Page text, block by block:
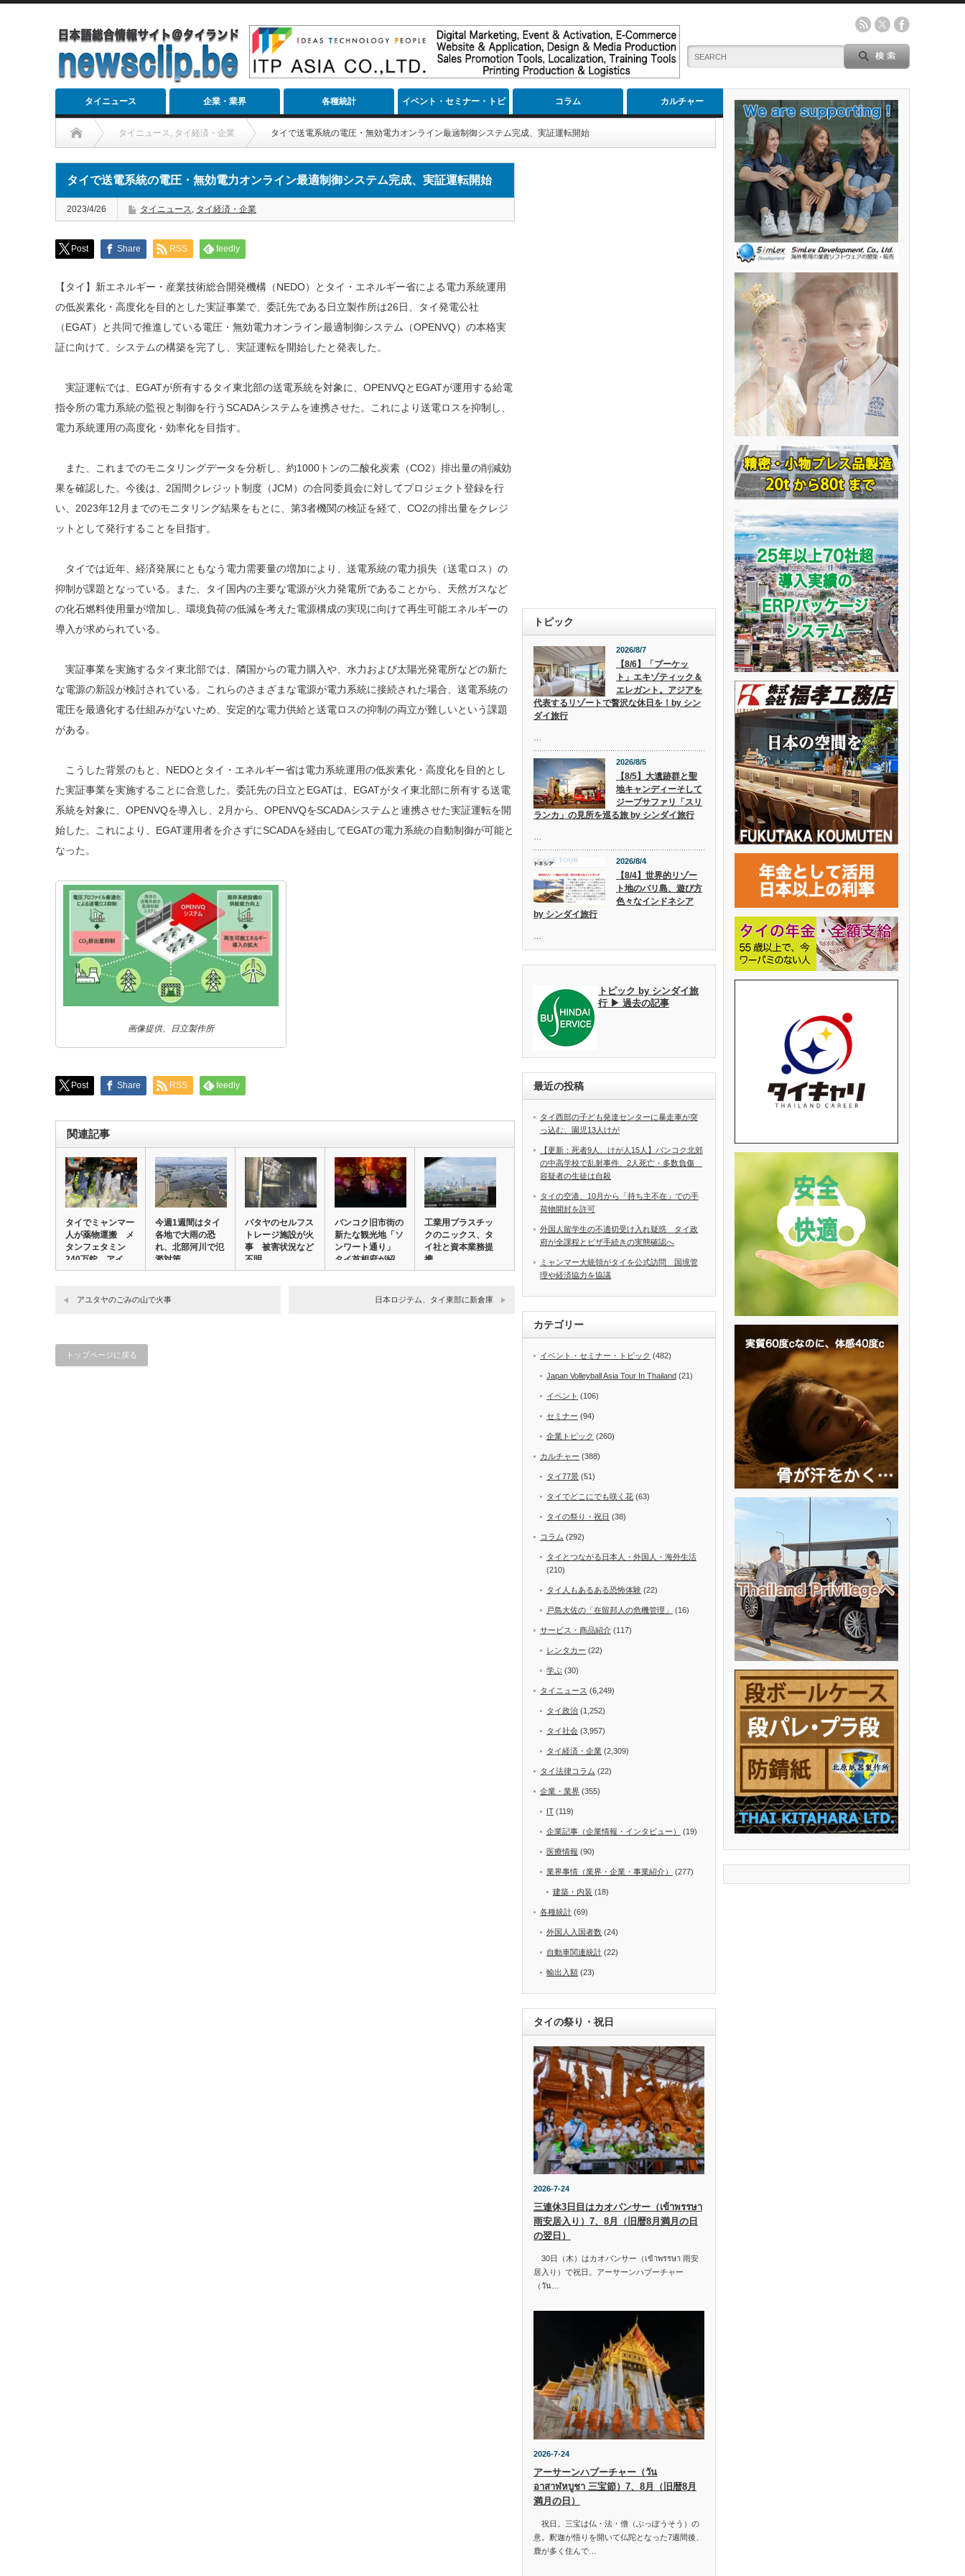
タイニュース 企業・業界 各種統計 イベント・セミナー・トピ
ック
コラム カルチャー
タイニュース, タイ経済・企業 タイで送電系統の電圧・無効電力オンライン最適制御システム完成、実証運転開始
タイで送電系統の電圧・無効電力オンライン最適制御システム完成、実証運転開始
2023/4/26 タイニュース, タイ経済・企業
Post Share RSS feedly
【タイ】新エネルギー・産業技術総合開発機構（NEDO）とタイ・エネルギー省による電力系統運用
の低炭素化・高度化を目的とした実証事業で、委託先である日立製作所は26日、タイ発電公社
（EGAT）と共同で推進している電圧・無効電力オンライン最適制御システム（OPENVQ）の本格実
証に向けて、システムの構築を完了し、実証運転を開始したと発表した。
実証運転では、EGATが所有するタイ東北部の送電系統を対象に、OPENVQとEGATが運用する給電
指令所の電力系統の監視と制御を行うSCADAシステムを連携させた。これにより送電ロスを抑制し、
電力系統運用の高度化・効率化を目指す。
また、これまでのモニタリングデータを分析し、約1000トンの二酸化炭素（CO2）排出量の削減効
果を確認した。今後は、2国間クレジット制度（JCM）の合同委員会に対してプロジェクト登録を行
い、2023年12月までのモニタリング結果をもとに、第3者機関の検証を経て、CO2の排出量をクレジ
ットとして発行することを目指す。
タイでは近年、経済発展にともなう電力需要量の増加により、送電系統の電力損失（送電ロス）の
抑制が課題となっている。また、タイ国内の主要な電源が火力発電所であることから、天然ガスなど
の化石燃料使用量が増加し、環境負荷の低減を考えた電源構成の実現に向けて再生可能エネルギーの
導入が求められている。
実証事業を実施するタイ東北部では、隣国からの電力購入や、水力および太陽光発電所などの新た
な電源の新設が検討されている。これらのさまざまな電源が電力系統に接続された場合、送電系統の
電圧を最適化する仕組みがないため、安定的な電力供給と送電ロスの抑制の両立が難しいという課題
がある。
こうした背景のもと、NEDOとタイ・エネルギー省は電力系統運用の低炭素化・高度化を目的とし
た実証事業を実施することに合意した。委託先の日立とEGATは、EGATがタイ東北部に所有する送電
系統を対象に、OPENVQを導入し、2月から、OPENVQをSCADAシステムと連携させた実証運転を開
始した。これにより、EGAT運用者を介さずにSCADAを経由してEGATの電力系統の自動制御が可能と
なった。
画像提供、日立製作所
Post Share RSS feedly
関連記事
タイでミャンマー
人が薬物運搬 メ
タンフェタミン
240万錠、アイ
ス…
今週1週間はタイ
各地で大雨の恐
れ、北部河川で氾
濫対策
パタヤのセルフス
トレージ施設が火
事 被害状況など
不明
バンコク旧市街の
新たな観光地「ソ
ンワート通り」
タイ首相府が紹
介…
工業用プラスチッ
クのニックス、タ
イ社と資本業務提
携
アユタヤのごみの山で火事 日本ロジテム、タイ東部に新倉庫
トップページに戻る
トピック
2026/8/7
【8/6】「プーケッ
ト」エキゾティック＆
エレガント。アジアを
代表するリゾートで贅沢な休日を！by シン
ダイ旅行
2026/8/5
【8/5】大遺跡群と聖
地キャンディーそして
ジープサファリ「スリ
ランカ」の見所を巡る旅 by シンダイ旅行
2026/8/4
【8/4】世界的リゾー
ト地のバリ島、遊び方
色々なインドネシア
by シンダイ旅行
トピック by シンダイ旅
行 ▶ 過去の記事
最近の投稿
タイ西部の子ども発達センターに暴走車が突
っ込む、園児13人けが
【更新：死者9人、けが人15人】バンコク北郊
の中高学校で乱射事件、2人死亡・多数負傷
容疑者の生徒は自殺
タイの空港、10月から「持ち主不在」での手
荷物開封を許可
外国人留学生の不適切受け入れ疑惑 タイ政
府が全課程とビザ手続きの実態確認へ
ミャンマー大統領がタイを公式訪問 国境管
理や経済協力を協議
カテゴリー
イベント・セミナー・トピック (482)
Japan Volleyball Asia Tour In Thailand (21)
イベント (106)
セミナー (94)
企業トピック (260)
カルチャー (388)
タイ77景 (51)
タイでどこにでも咲く花 (63)
タイの祭り・祝日 (38)
コラム (292)
タイとつながる日本人・外国人・海外生活
(210)
タイ人もあるある恐怖体験 (22)
戸島大佐の「在留邦人の危機管理」 (16)
サービス・商品紹介 (117)
レンタカー (22)
学ぶ (30)
タイニュース (6,249)
タイ政治 (1,252)
タイ社会 (3,957)
タイ経済・企業 (2,309)
タイ法律コラム (22)
企業・業界 (355)
IT (119)
企業記事（企業情報・インタビュー） (19)
医療情報 (90)
業界事情（業界・企業・事業紹介） (277)
建築・内装 (18)
各種統計 (69)
外国人入国者数 (24)
自動車関連統計 (22)
輸出入額 (23)
タイの祭り・祝日
2026-7-24
三連休3日目はカオパンサー（เข้าพรรษา
雨安居入り）7、8月（旧暦8月満月の日
の翌日）
30日（木）はカオパンサー（เข้าพรรษา 雨安
居入り）で祝日。アーサーンハブーチャー
（วัน…
2026-7-24
アーサーンハブーチャー（วัน
อาสาฬหบูชา 三宝節）7、8月（旧暦8月
満月の日）
祝日。三宝は仏・法・僧（ぶっぽうそう）の
意。釈迦が悟りを開いて仏陀となった7週間後、
鹿が多く住んで…